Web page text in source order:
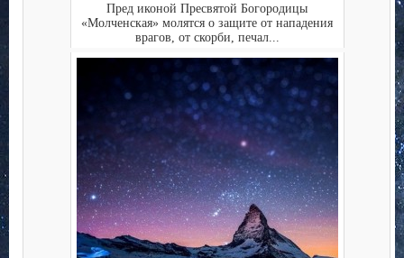
Пред иконой Пресвятой Богородицы
«Молченская» молятся о защите от нападения
врагов, от скорби, печал...